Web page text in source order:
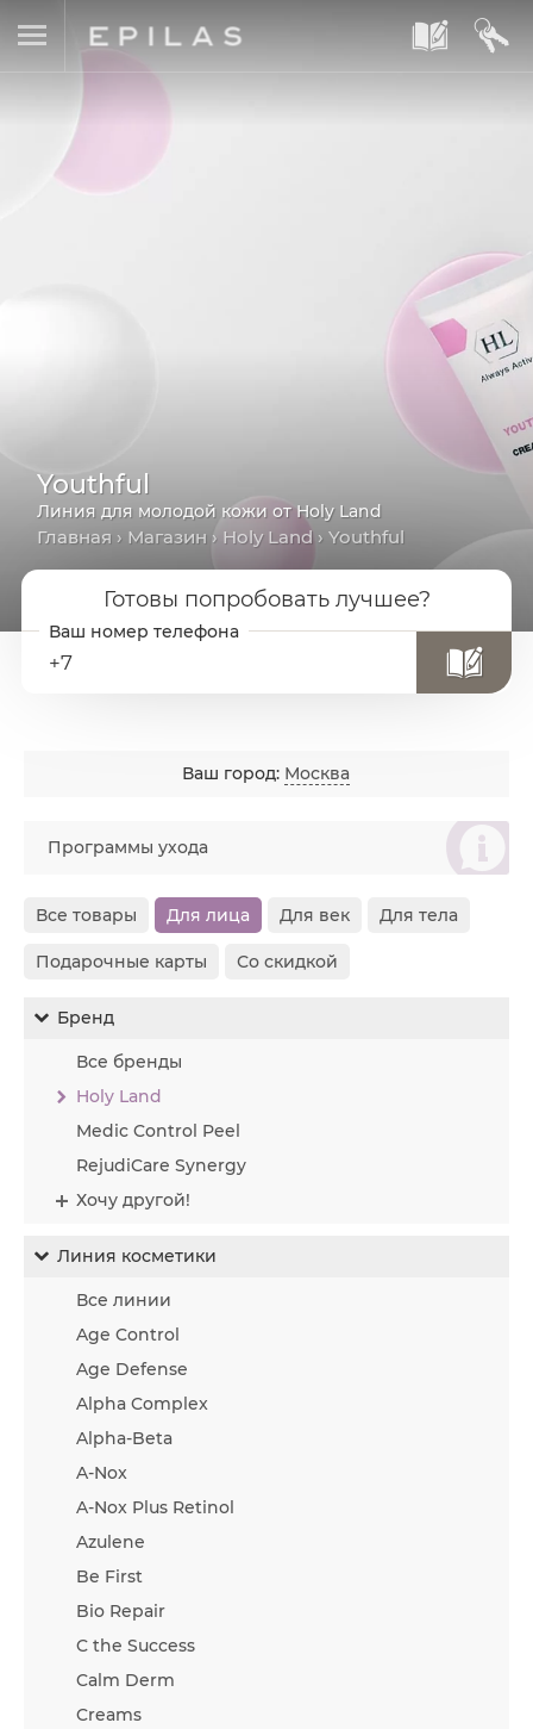
A B
Youthful
Линия для молодой кожи от Holy Land
Главная › Магазин › Holy Land› Youthful
Готовы попробовать лучшее?
+7
Ваш город: Москва
စ
Программы ухода
Все товары Для лица Для век Для тела
Подарочные карты Со скидкой
Бренд
Все бренды
Holy Land
Medic Control Peel
RejudiCare Synergy
Хочу другой!
Линия косметики
Все линии
Age Control
Age Defense
Alpha Complex
Alpha-Beta
A-Nox
A-Nox Plus Retinol
Azulene
Be First
Bio Repair
C the Success
Calm Derm
Creams